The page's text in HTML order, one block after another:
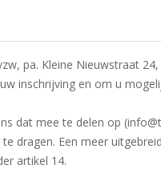
pa. Kleine Nieuwstraat
inschrijving en om u
dat mee te delen op
dragen. Een meer
artikel 14.